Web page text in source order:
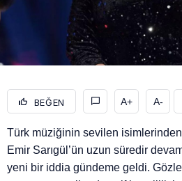
BEĞEN A+ A-
Türk müziğinin sevilen
Emir Sarıgül’ün uzun süredir
yeni bir iddia gündeme geldi.